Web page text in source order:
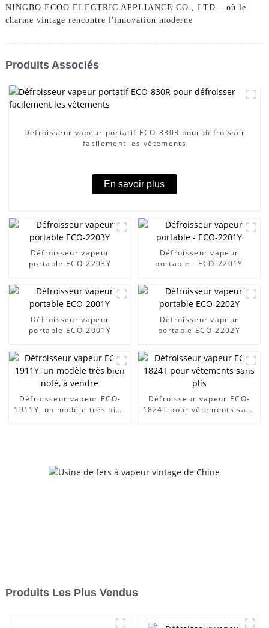
NINGBO ECOO ELECTRIC APPLIANCE CO., LTD – où le
charme vintage rencontre l'innovation moderne
Produits Associés
Défroisseur vapeur portatif ECO-830R pour défroisser
facilement les vêtements
En savoir plus
Défroisseur vapeur
portable ECO-2203Y
Défroisseur vapeur
portable - ECO-2201Y
Défroisseur vapeur
portable ECO-2001Y
Défroisseur vapeur
portable ECO-2202Y
Défroisseur vapeur ECO-
1911Y, un modèle très bien
Défroisseur vapeur ECO-
1824T pour vêtements sans
Produits Les Plus Vendus